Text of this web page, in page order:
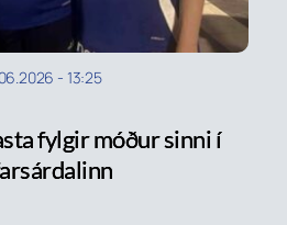
- 13:25
fylgir móður sinni í